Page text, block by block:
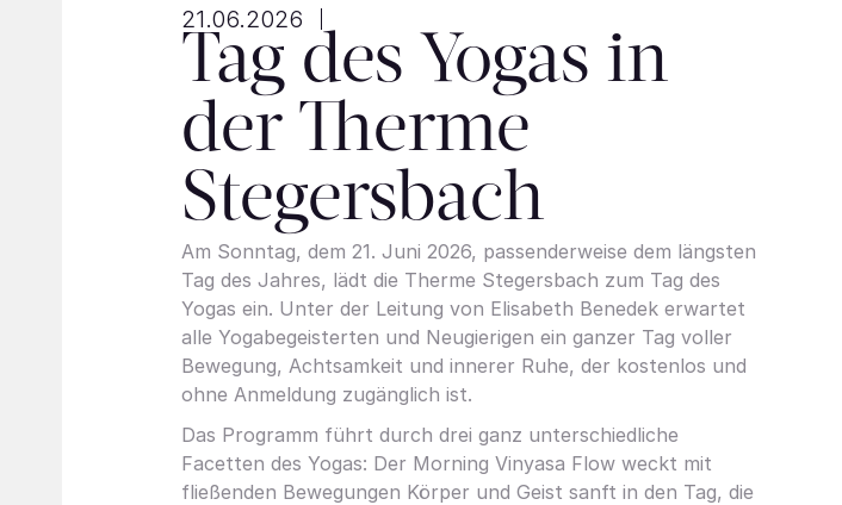
21.06.2026
Tag des Yogas in
der Therme
Stegersbach
Am Sonntag, dem 21. Juni 2026, passenderweise dem längsten
Tag des Jahres, lädt die Therme Stegersbach zum Tag des
Yogas ein. Unter der Leitung von Elisabeth Benedek erwartet
alle Yogabegeisterten und Neugierigen ein ganzer Tag voller
Bewegung, Achtsamkeit und innerer Ruhe, der kostenlos und
ohne Anmeldung zugänglich ist.
Das Programm führt durch drei ganz unterschiedliche
Facetten des Yogas: Der Morning Vinyasa Flow weckt mit
fließenden Bewegungen Körper und Geist sanft in den Tag, die